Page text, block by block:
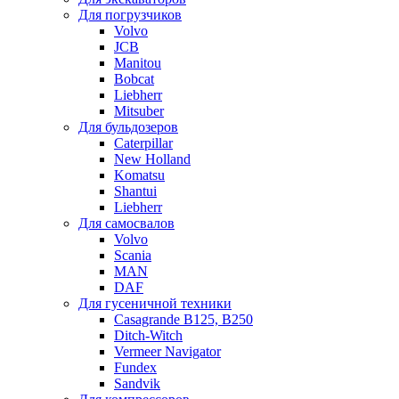
Для погрузчиков
Volvo
JCB
Manitou
Bobcat
Liebherr
Mitsuber
Для бульдозеров
Caterpillar
New Holland
Komatsu
Shantui
Liebherr
Для самосвалов
Volvo
Scania
MAN
DAF
Для гусеничной техники
Casagrande B125, B250
Ditch-Witch
Vermeer Navigator
Fundex
Sandvik